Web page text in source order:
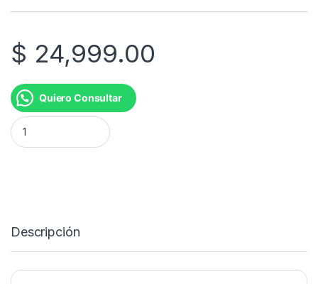
$ 24,999.00
Quiero Consultar
BALANZA PERSONAL BAP2011PI DIGITAL cantidad
Descripción